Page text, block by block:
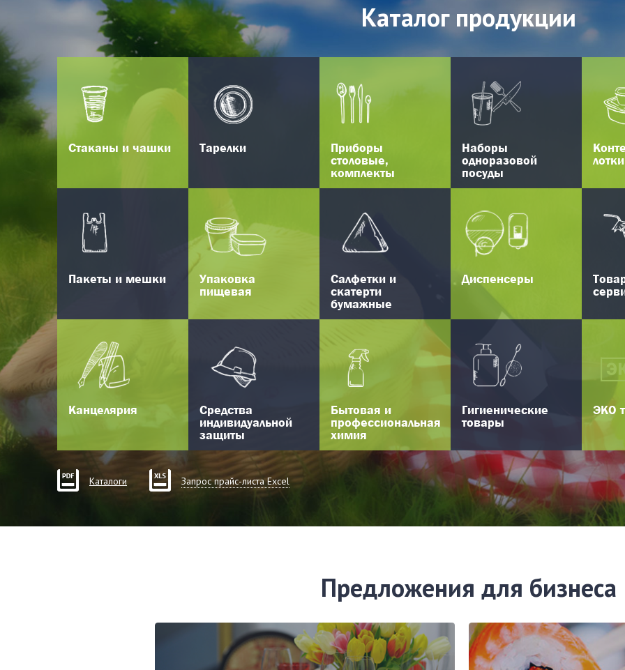
Каталог продукции
Стаканы и чашки Тарелки Приборы
столовые,
комплекты
Наборы
одноразовой
посуды
лотки
Пакеты и мешки Упаковка
пищевая
Салфетки и
скатерти
бумажные
Диспенсеры
Канцелярия Средства
индивидуальной
защиты
Бытовая и
профессиональная
химия
Гигиенические
товары
ЭКО
Каталоги Запрос прайс-листа Excel
Предложения для бизнеса